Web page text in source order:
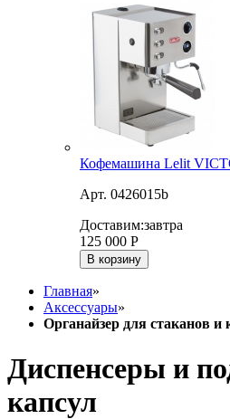
Кофемашина Lelit
Арт. 0426015b
Доставим:завтра
125 000 Р
В корзину
Главная»
Аксессуары»
Органайзер для стаканов
Диспенсеры и
капсул